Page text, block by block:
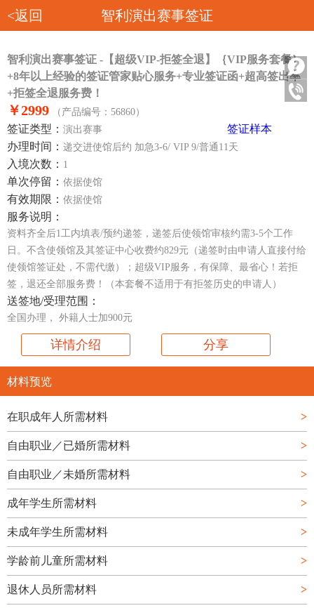
智利演出赛事签证
<返回
智利演出赛事签证 -【超级VIP-拒签全退】｛VIP服务套餐｝
+8年以上经验的签证管家贴心服务+专业签证函+超高签出率
+拒签全退服务费！
￥2999 （产品编号：56860）
签证类型： 演出赛事
签证样本
办理时间： 递交进使馆后约 加急3-6/ VIP 9/普通11天
入境次数： 1
单次停留： 依据使馆
有效期限： 依据使馆
服务说明：
资料齐全后1工内填表/预约递签，递签后使领馆审核约需3-5个工作
日。不含使领馆及其签证中心收费约829元（递签时由申请人直接付给
使领馆签证处，不需代缴）；超级VIP服务，有保障、最省心！若拒
签，退还全部服务费！（本套餐不适用于有拒签历史的申请人）
送签地/受理范围：
全国办理， 外籍人士加900元
详情介绍 分享
材料预览
在职成年人所需材料 >
自由职业／已婚所需材料 >
自由职业／未婚所需材料 >
成年学生所需材料 >
未成年学生所需材料 >
学龄前儿童所需材料 >
退休人员所需材料 >